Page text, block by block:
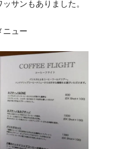
サンもありました。
ニュー